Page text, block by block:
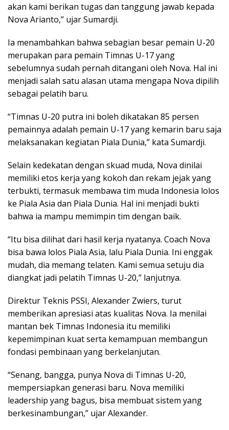
akan kami berikan tugas dan tanggung jawab kepada
Nova Arianto,” ujar Sumardji.
Ia menambahkan bahwa sebagian besar pemain U-20
merupakan para pemain Timnas U-17 yang
sebelumnya sudah pernah ditangani oleh Nova. Hal ini
menjadi salah satu alasan utama mengapa Nova dipilih
sebagai pelatih baru.
“Timnas U-20 putra ini boleh dikatakan 85 persen
pemainnya adalah pemain U-17 yang kemarin baru saja
melaksanakan kegiatan Piala Dunia,” kata Sumardji.
Selain kedekatan dengan skuad muda, Nova dinilai
memiliki etos kerja yang kokoh dan rekam jejak yang
terbukti, termasuk membawa tim muda Indonesia lolos
ke Piala Asia dan Piala Dunia. Hal ini menjadi bukti
bahwa ia mampu memimpin tim dengan baik.
“Itu bisa dilihat dari hasil kerja nyatanya. Coach Nova
bisa bawa lolos Piala Asia, lalu Piala Dunia. Ini enggak
mudah, dia memang telaten. Kami semua setuju dia
diangkat jadi pelatih Timnas U-20,” lanjutnya.
Direktur Teknis PSSI, Alexander Zwiers, turut
memberikan apresiasi atas kualitas Nova. Ia menilai
mantan bek Timnas Indonesia itu memiliki
kepemimpinan kuat serta kemampuan membangun
fondasi pembinaan yang berkelanjutan.
“Senang, bangga, punya Nova di Timnas U-20,
mempersiapkan generasi baru. Nova memiliki
leadership yang bagus, bisa membuat sistem yang
berkesinambungan,” ujar Alexander.